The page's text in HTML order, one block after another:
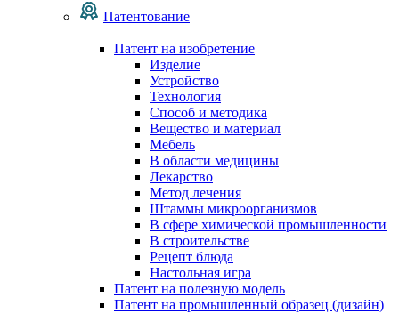
Патентование
Патент на изобретение
Изделие
Устройство
Технология
Способ и методика
Вещество и материал
Мебель
В области медицины
Лекарство
Метод лечения
Штаммы микроорганизмов
В сфере химической промышленности
В строительстве
Рецепт блюда
Настольная игра
Патент на полезную модель
Патент на промышленный образец (дизайн)